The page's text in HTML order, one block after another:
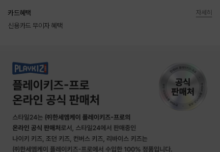
카드혜택
신용카드 무이자 혜택
자세히